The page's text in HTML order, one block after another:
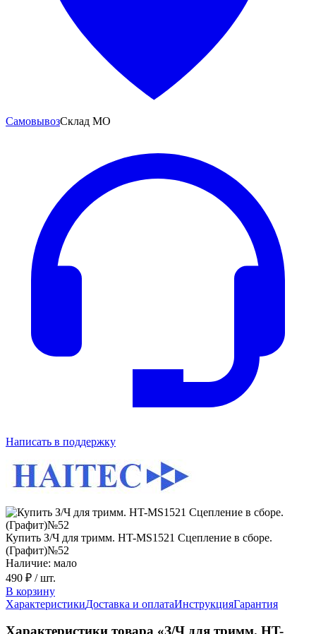
СамовывозСклад МО
Написать в поддержку
Купить З/Ч для тримм. HT-MS1521 Сцепление в сборе.
(Графит)№52
Наличие: мало
490 ₽ / шт.
В корзину
ХарактеристикиДоставка и оплатаИнструкцияГарантия